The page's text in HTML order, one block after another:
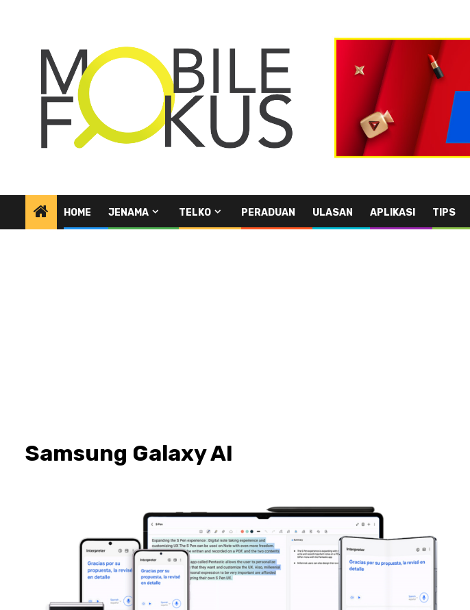
HOME JENAMA TELKO PERADUAN ULASAN APLIKASI TIPS
Samsung Galaxy AI